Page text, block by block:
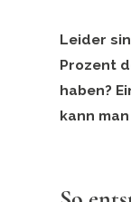
Leider
Prozent
haben?
kann